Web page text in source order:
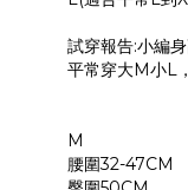
試穿報告:小編
平常穿大M小L
M
腰圍32-47CM